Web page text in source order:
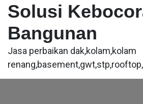
Solusi
Bangunan
Jasa perbaikan dak,kolam,kolam